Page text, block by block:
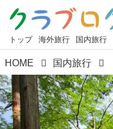
トップ 海外旅行 国内旅行
HOME 国内旅行